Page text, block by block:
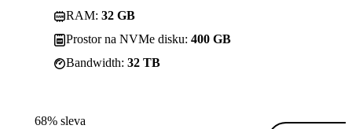
RAM: 32 GB
Prostor na NVMe disku: 400 GB
Bandwidth: 32 TB
68% sleva